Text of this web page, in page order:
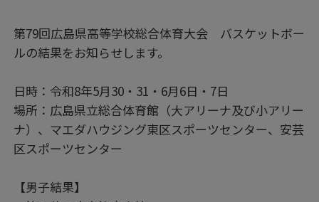
第79回広島県高等学校総合体育大会 バスケットボー
ルの結果をお知らせします。
日時：令和8年5月30・31・6月6日・7日
場所：広島県立総合体育館（大アリーナ及び小アリー
ナ）、マエダハウジング東区スポーツセンター、安芸
区スポーツセンター
【男子結果】